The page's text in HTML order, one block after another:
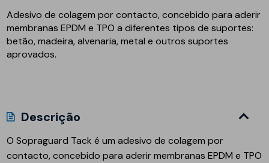
Adesivo de colagem por contacto, concebido para aderir
membranas EPDM e TPO a diferentes tipos de suportes:
betão, madeira, alvenaria, metal e outros suportes
aprovados.
Descrição
O Sopraguard Tack é um adesivo de colagem por
contacto, concebido para aderir membranas EPDM e TPO